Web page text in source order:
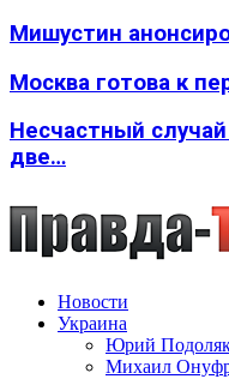
Мишустин
Москва готова к
Несчастный
две…
Новости
Украина
Юрий
Михаил